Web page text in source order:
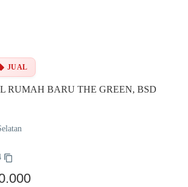
JUAL
RUMAH BARU THE GREEN, BSD